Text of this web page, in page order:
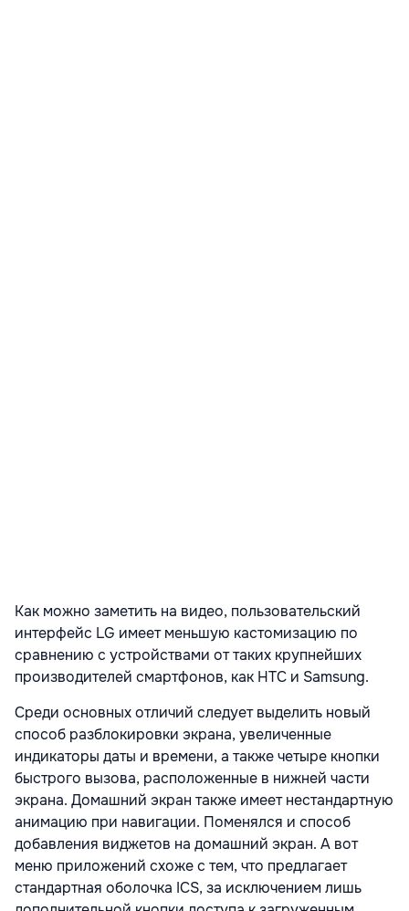
Как можно заметить на видео, пользовательский
интерфейс LG имеет меньшую кастомизацию по
сравнению с устройствами от таких крупнейших
производителей смартфонов, как HTC и Samsung.
Среди основных отличий следует выделить новый
способ разблокировки экрана, увеличенные
индикаторы даты и времени, а также четыре кнопки
быстрого вызова, расположенные в нижней части
экрана. Домашний экран также имеет нестандартную
анимацию при навигации. Поменялся и способ
добавления виджетов на домашний экран. А вот
меню приложений схоже с тем, что предлагает
стандартная оболочка ICS, за исключением лишь